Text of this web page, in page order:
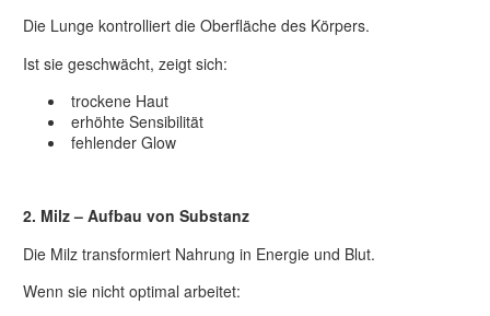
Die Lunge kontrolliert die Oberfläche des Körpers.
Ist sie geschwächt, zeigt sich:
trockene Haut
erhöhte Sensibilität
fehlender Glow
2. Milz – Aufbau von Substanz
Die Milz transformiert Nahrung in Energie und Blut.
Wenn sie nicht optimal arbeitet: